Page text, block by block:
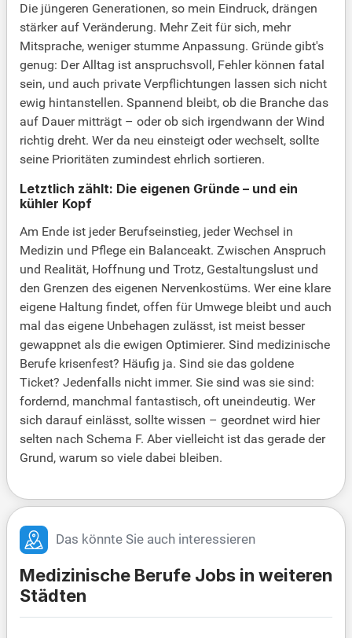
Die jüngeren Generationen, so mein Eindruck, drängen
stärker auf Veränderung. Mehr Zeit für sich, mehr
Mitsprache, weniger stumme Anpassung. Gründe gibt's
genug: Der Alltag ist anspruchsvoll, Fehler können fatal
sein, und auch private Verpflichtungen lassen sich nicht
ewig hintanstellen. Spannend bleibt, ob die Branche das
auf Dauer mitträgt – oder ob sich irgendwann der Wind
richtig dreht. Wer da neu einsteigt oder wechselt, sollte
seine Prioritäten zumindest ehrlich sortieren.
Letztlich zählt: Die eigenen Gründe – und ein
kühler Kopf
Am Ende ist jeder Berufseinstieg, jeder Wechsel in
Medizin und Pflege ein Balanceakt. Zwischen Anspruch
und Realität, Hoffnung und Trotz, Gestaltungslust und
den Grenzen des eigenen Nervenkostüms. Wer eine klare
eigene Haltung findet, offen für Umwege bleibt und auch
mal das eigene Unbehagen zulässt, ist meist besser
gewappnet als die ewigen Optimierer. Sind medizinische
Berufe krisenfest? Häufig ja. Sind sie das goldene
Ticket? Jedenfalls nicht immer. Sie sind was sie sind:
fordernd, manchmal fantastisch, oft uneindeutig. Wer
sich darauf einlässt, sollte wissen – geordnet wird hier
selten nach Schema F. Aber vielleicht ist das gerade der
Grund, warum so viele dabei bleiben.
Das könnte Sie auch interessieren
Medizinische Berufe Jobs in weiteren
Städten